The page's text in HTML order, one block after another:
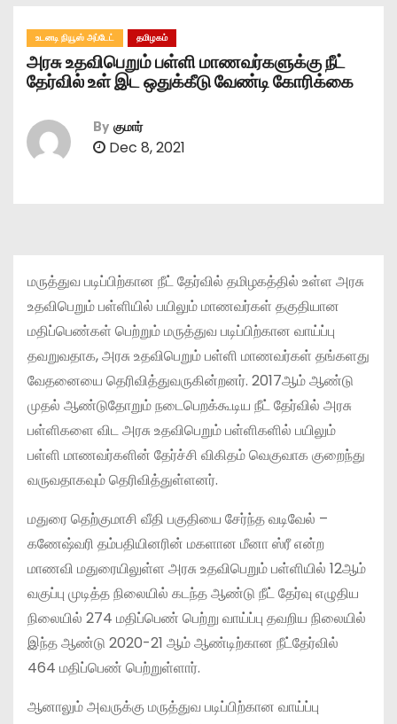
உடனடி நியூஸ் அப்டேட் தமிழகம்
அரசு உதவிபெறும் பள்ளி மாணவர்களுக்கு நீட்
தேர்வில் உள் இட ஒதுக்கீடு வேண்டி கோரிக்கை
By குமார்
Dec 8, 2021
மருத்துவ படிப்பிற்கான நீட் தேர்வில் தமிழகத்தில் உள்ள அரசு
உதவிபெறும் பள்ளியில் பயிலும் மாணவர்கள் தகுதியான
மதிப்பெண்கள் பெற்றும் மருத்துவ படிப்பிற்கான வாய்ப்பு
தவறுவதாக, அரசு உதவிபெறும் பள்ளி மாணவர்கள் தங்களது
வேதனையை தெரிவித்துவருகின்றனர். 2017ஆம் ஆண்டு
முதல் ஆண்டுதோறும் நடைபெறக்கூடிய நீட் தேர்வில் அரசு
பள்ளிகளை விட அரசு உதவிபெறும் பள்ளிகளில் பயிலும்
பள்ளி மாணவர்களின் தேர்ச்சி விகிதம் வெகுவாக குறைந்து
வருவதாகவும் தெரிவித்துள்ளனர்.
மதுரை தெற்குமாசி வீதி பகுதியை சேர்ந்த வடிவேல் –
கணேஷ்வரி தம்பதியினரின் மகளான மீனா ஸ்ரீ என்ற
மாணவி மதுரையிலுள்ள அரசு உதவிபெறும் பள்ளியில் 12ஆம்
வகுப்பு முடித்த நிலையில் கடந்த ஆண்டு நீட் தேர்வு எழுதிய
நிலையில் 274 மதிப்பெண் பெற்று வாய்ப்பு தவறிய நிலையில்
இந்த ஆண்டு 2020-21 ஆம் ஆண்டிற்கான நீட்தேர்வில்
464 மதிப்பெண் பெற்றுள்ளார்.
ஆனாலும் அவருக்கு மருத்துவ படிப்பிற்கான வாய்ப்பு